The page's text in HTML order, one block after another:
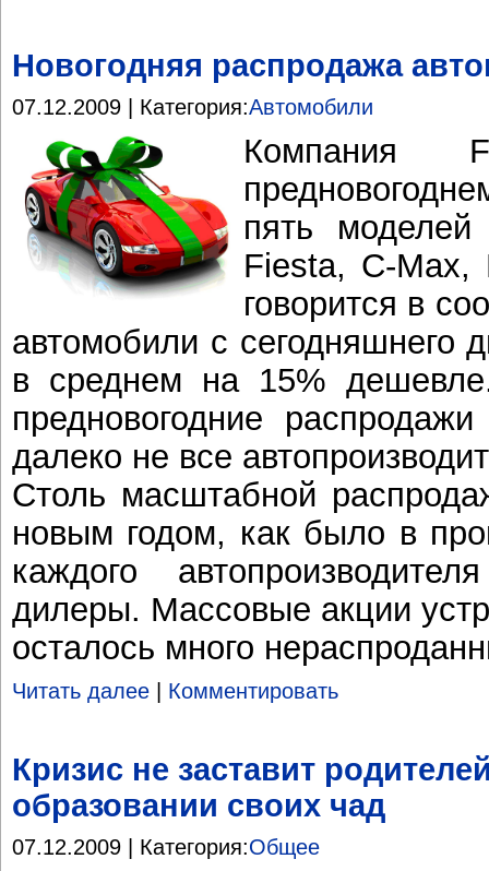
Новогодняя распродажа
07.12.2009 | Категория:Автомобили
Компания
пять
Fiesta, C-Max,
говорится в
автомобили с сегодняшнего
в среднем на 15%
предновогодние
далеко не все
Столь масштабной
новым годом, как было в
каждого
дилеры. Массовые акции
осталось много
Читать далее | Комментировать
Кризис не заставит
образовании своих чад
07.12.2009 | Категория:Общее